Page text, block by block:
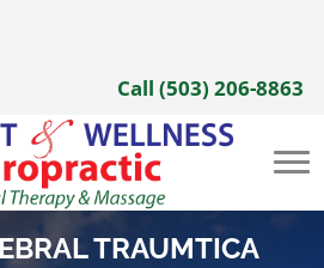
Call (503) 206-8863
TRAUMTICA